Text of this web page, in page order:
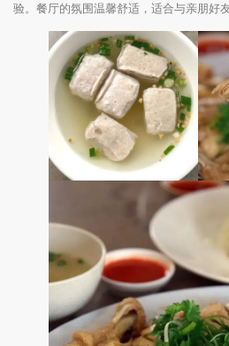
验。餐厅的氛围温馨舒适，适合与亲朋好